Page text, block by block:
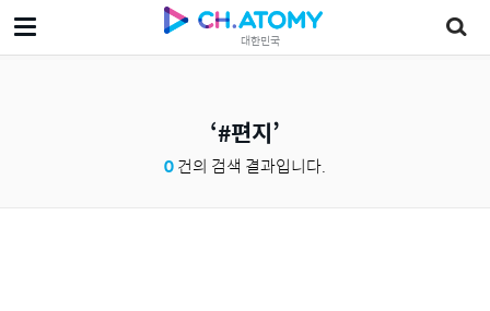
대한민국
#편지
0건의 검색 결과입니다.